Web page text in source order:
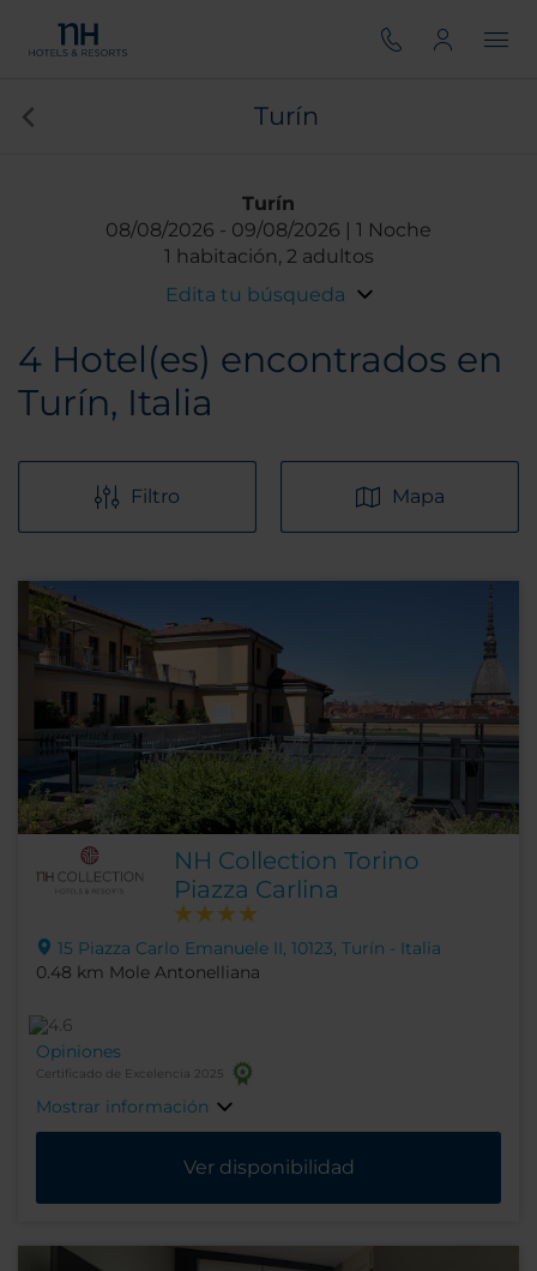
Turín
Turín
08/08/2026
09/08/2026
1 Noche
1 habitación, 2 adultos
Edita tu búsqueda
4 Hotel(es) encontrados en
Turín, Italia
Filtro Mapa
NH Collection Torino
Piazza Carlina
15 Piazza Carlo Emanuele II, 10123, Turín - Italia
0.48 km Mole Antonelliana
Opiniones
Certificado de Excelencia 2025
Mostrar información
Ver disponibilidad